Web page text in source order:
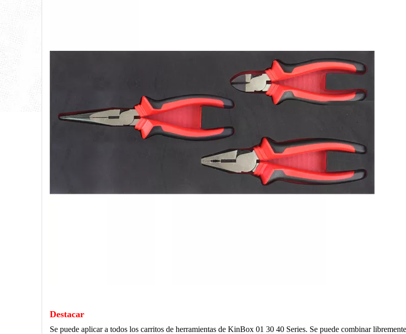
Destacar
Se puede aplicar a todos los carritos de herramientas de KinBox 01 30 40 Series. Se puede combinar